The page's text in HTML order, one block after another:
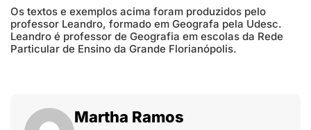
Os textos e exemplos acima foram produzidos pelo
professor Leandro, formado em Geografa pela Udesc.
Leandro é professor de Geografia em escolas da Rede
Particular de Ensino da Grande Florianópolis.
Martha Ramos